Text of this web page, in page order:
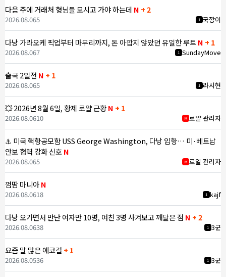
다음 주에 거래처 형님들 모시고 가야 하는데 N + 2
1 국깡이
2026.08.065
다낭 가라오케 픽업부터 마무리까지, 돈 아깝지 않았던 유일한 루트N + 1
1 SundayMove
2026.08.067
출국 2일전 N + 1
1 라시현
2026.08.065
💥 2026년 8월 6일, 황제 로얄 근황N + 1
M 로얄 관리자
2026.08.0610
⚓ 미국 핵항공모함 USS George Washington, 다낭 입항… 미·베트남
안보 협력 강화 신호N
M 로얄 관리자
2026.08.065
껌땀 마니아N
1 kajf
2026.08.0618
다낭 오가면서 만난 여자만 10명, 여친 3명 사겨보고 깨달은 점 N + 2
1 3군
2026.08.0638
요즘 말 많은 에코걸 + 1
1 3군
2026.08.0536